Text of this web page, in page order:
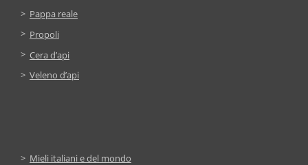
Pappa reale
Propoli
Cera d’api
Veleno d’api
Mieli italiani e del mondo